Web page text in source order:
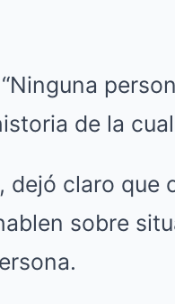
de la
dejó claro
sobre